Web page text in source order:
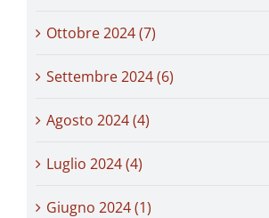
Ottobre 2024 (7)
Settembre 2024 (6)
Agosto 2024 (4)
Luglio 2024 (4)
Giugno 2024 (1)